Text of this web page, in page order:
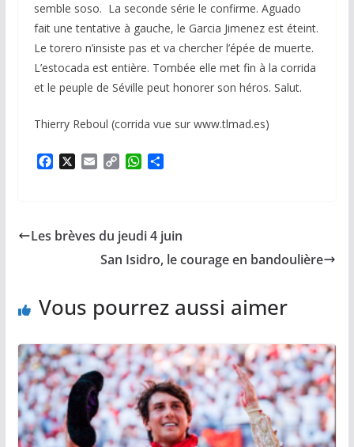
semble soso. La seconde série le confirme. Aguado
fait une tentative à gauche, le Garcia Jimenez est éteint.
Le torero n’insiste pas et va chercher l’épée de muerte.
L’estocada est entière. Tombée elle met fin à la corrida
et le peuple de Séville peut honorer son héros. Salut.
Thierry Reboul (corrida vue sur www.tlmad.es)
o
i
n
W
A
p
g
e
Les brèves du jeudi 4 juin
San Isidro, le courage en bandoulière
Vous pourrez aussi aimer